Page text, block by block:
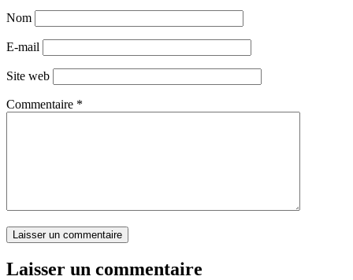
Nom
E-mail
Site web
Commentaire *
Laisser un commentaire